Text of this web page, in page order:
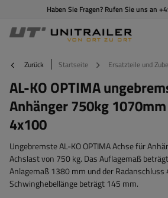
Haben Sie Fragen? Rufen Sie uns an
Zurück Startseite Ersatzteile und
AL-KO OPTIMA
Anhänger 750kg
4x100
Ungebremste AL-KO OPTIMA Achse für
Achslast von 750 kg. Das Auflagemaß
Anlagemaß 1380 mm und der Radanschluss
Schwinghebellänge beträgt 145 mm.